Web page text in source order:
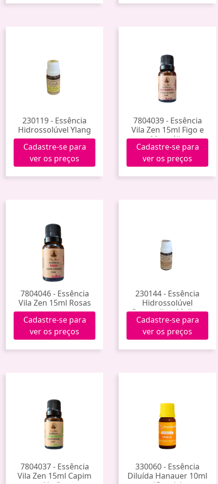
230119 - Essência
Hidrossolúvel Ylang
Cadastre-se para
ver os preços
7804039 - Essência
Vila Zen 15ml Figo e
Magnólia
Cadastre-se para
ver os preços
7804046 - Essência
Vila Zen 15ml Rosas
Cadastre-se para
ver os preços
230144 - Essência
Hidrossolúvel
Camomila e Melissa
Cadastre-se para
ver os preços
7804037 - Essência
Vila Zen 15ml Capim
330060 - Essência
Diluída Hanauer 10ml